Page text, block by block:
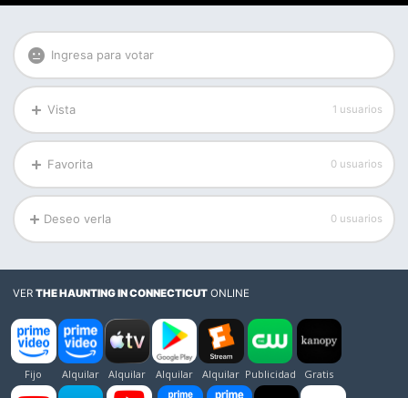
Ingresa para votar
Vista 1 usuarios
Favorita 0 usuarios
Deseo verla 0 usuarios
VERTHE HAUNTING IN CONNECTICUT ONLINE